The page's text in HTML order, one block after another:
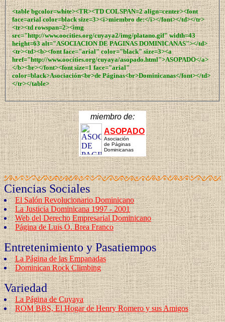
<table bgcolor=white><TR><TD COLSPAN=2 align=center><font
face=arial color=black size=3><i>miembro de:</i></font></td></tr>
<tr><td rowspan=2><img
src="http://www.oocities.org/cuyaya2/img/platano.gif" width=43
height=63 alt="ASOCIACION DE PAGINAS DOMINICANAS"></td>
<tr><td><b><font face="arial" color="black" size=3><a
href="http://www.oocities.org/cuyaya/asopado.html">ASOPADO</a>
</b><br></font><font size=1 face="arial"
color=black>Asociación<br>de Páginas<br>Dominicanas</font></td>
</tr></table>
miembro de:
ASOPADO
Asociación
de Páginas
Dominicanas
Ciencias Sociales
El Salón Revolucionario Dominicano
La Justicia Dominicana 1997 - 2001
Web del Derecho Empresarial Dominicano
Página de Luis O. Brea Franco
Entretenimiento y Pasatiempos
La Página de las Empanadas
Dominican Rock Climbing
Variedad
La Página de Cuyaya
ROM BBS, El Hogar de Henry Romero y sus Amigos